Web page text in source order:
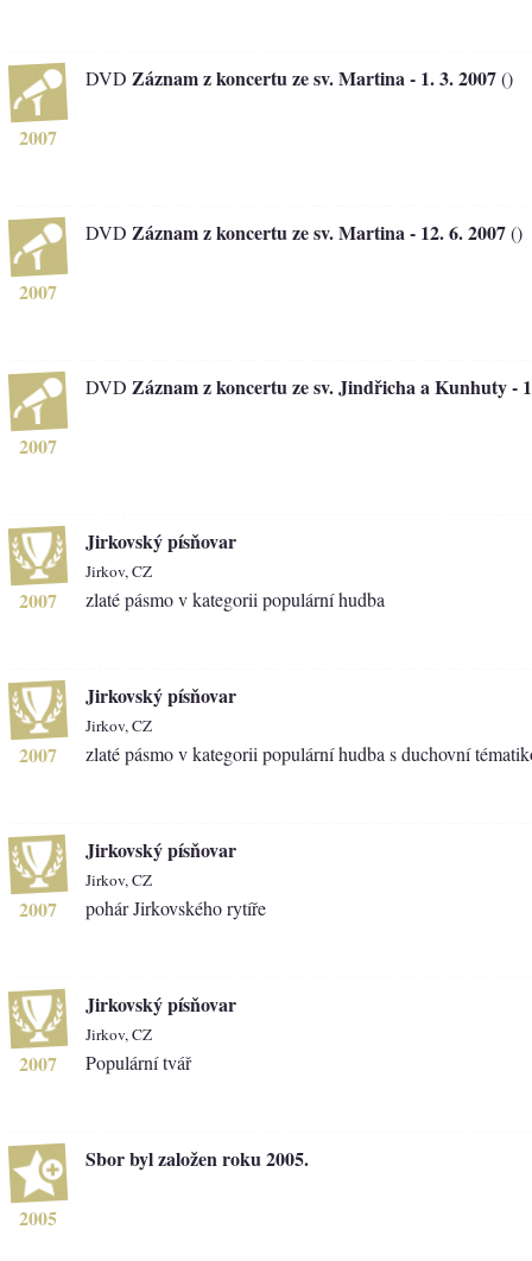
2007
DVD Záznam z koncertu ze sv. Martina - 1. 3. 2007()
2007
DVD Záznam z koncertu ze sv. Martina - 12. 6. 2007()
2007
DVD Záznam z koncertu ze sv. Jindřicha a Kunhuty -
2007
Jirkovský písňovar
Jirkov, CZ
zlaté pásmo v kategorii populární hudba
2007
Jirkovský písňovar
Jirkov, CZ
zlaté pásmo v kategorii populární hudba s duchovní
2007
Jirkovský písňovar
Jirkov, CZ
pohár Jirkovského rytíře
2007
Jirkovský písňovar
Jirkov, CZ
Populární tvář
2005
Sbor byl založen roku 2005.